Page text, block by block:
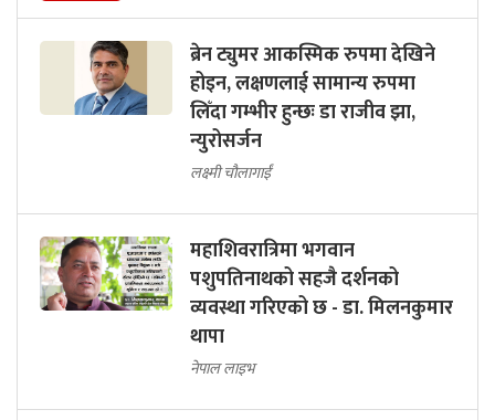
ब्रेन ट्युमर आकस्मिक रुपमा देखिने
होइन, लक्षणलाई सामान्य रुपमा
लिँदा गम्भीर हुन्छः डा राजीव झा,
न्युरोसर्जन
लक्ष्मी चौलागाईं
महाशिवरात्रिमा भगवान
पशुपतिनाथको सहजै दर्शनको
व्यवस्था गरिएको छ - डा. मिलनकुमार
थापा
नेपाल लाइभ